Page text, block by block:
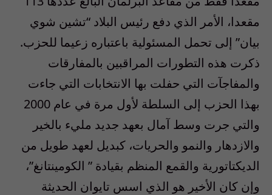
مقعدا، الأمر الذي دفع رئيس البلاد “تشين شوي
بيان” إلى تحمل المسئولية باعتباره زعيما للحزب.
ذكرت هذه التطورات المراقبين بالمفارقات
والمفاجآت التي حفلت بها الانتخابات التي جاءت
بهذا الحزب إلى السلطة لأول مرة في عام 2000
والتي جرت وسط آمال بعهد جديد مليء بالخير
والازدهار والنمو والحريات، كبديل لعهد طويل من
الديكتاتورية والقمع المنظم بقيادة ” الكومينتانغ”،
وإن كان الأخير هو الذي اسس تايوان الحديثة